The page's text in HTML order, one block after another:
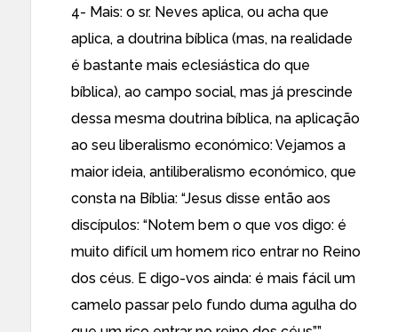
4- Mais: o sr. Neves aplica, ou acha que
aplica, a doutrina bíblica (mas, na realidade
é bastante mais eclesiástica do que
bíblica), ao campo social, mas já prescinde
dessa mesma doutrina bíblica, na aplicação
ao seu liberalismo económico: Vejamos a
maior ideia, antiliberalismo económico, que
consta na Bíblia: “Jesus disse então aos
discípulos: “Notem bem o que vos digo: é
muito difícil um homem rico entrar no Reino
dos céus. E digo-vos ainda: é mais fácil um
camelo passar pelo fundo duma agulha do